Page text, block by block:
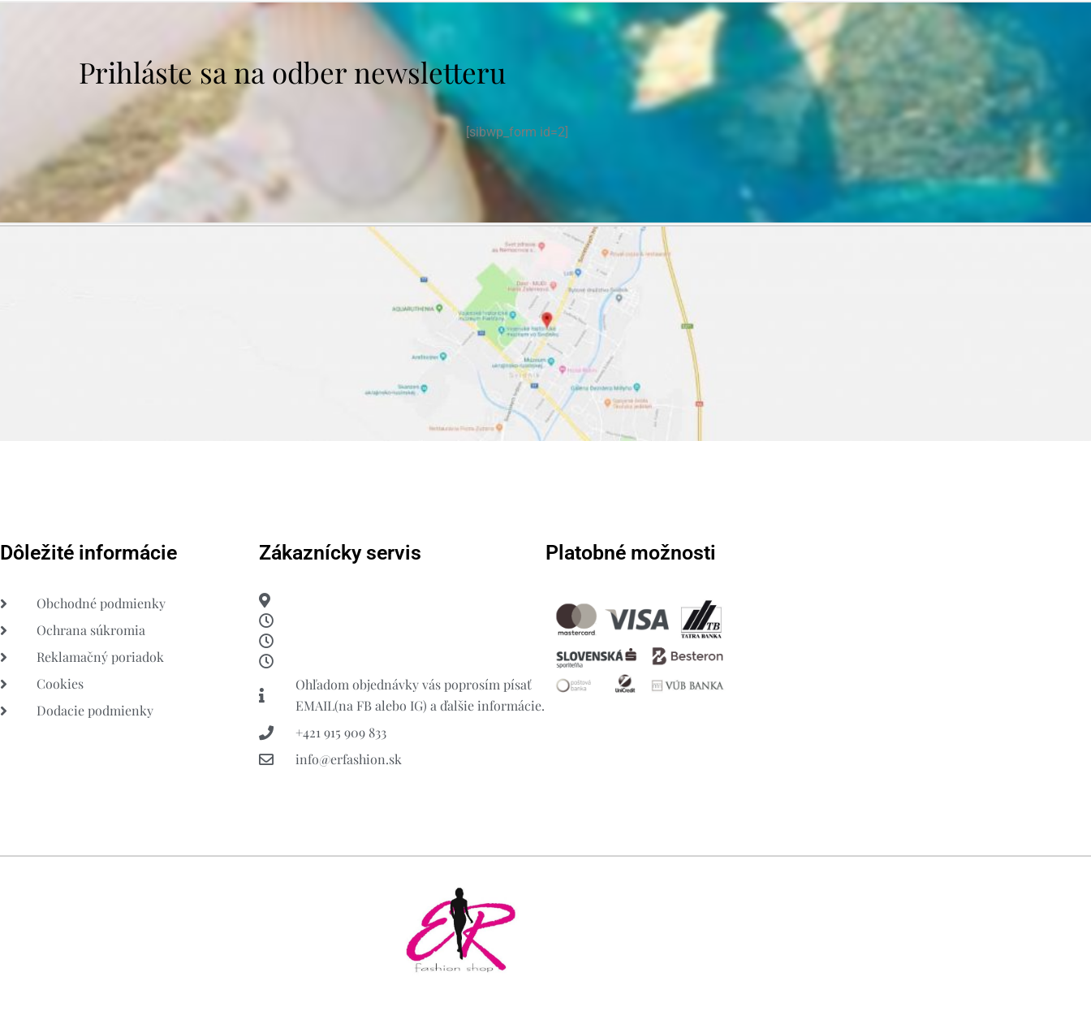
Prihláste sa na odber newsletteru
[sibwp_form id=2]
Dôležité informácie
Obchodné podmienky
Ochrana súkromia
Reklamačný poriadok
Cookies
Dodacie podmienky
Zákaznícky servis
Ohľadom objednávky vás poprosím písať
EMAIL(na FB alebo IG) a ďalšie informácie.
+421 915 909 833
info@erfashion.sk
Platobné možnosti